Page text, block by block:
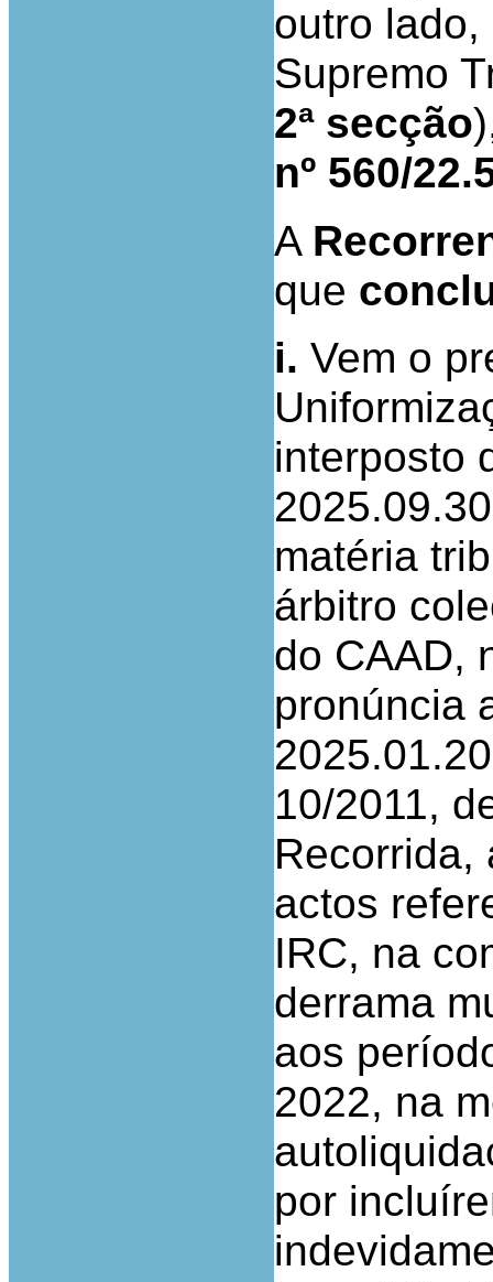
outro
Supremo
2ª secção
nº 560/
A
que
i. Vem o
interposto
matéria
árbitro
do CAAD,
pronúncia
10/2011,
Recorrida,
actos
IRC, na
derrama
aos
2022, na
por